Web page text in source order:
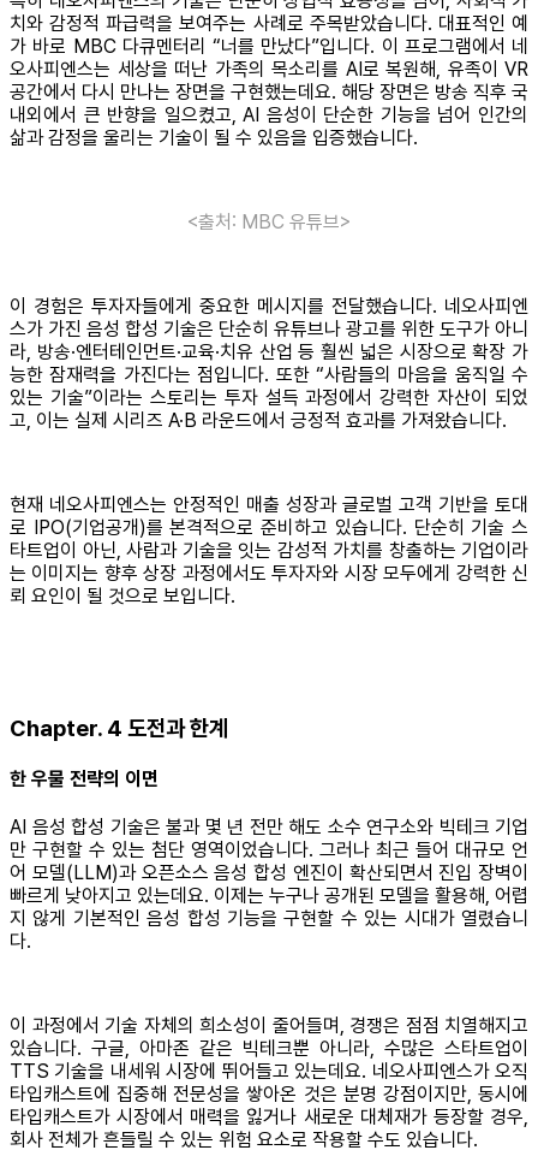
치와 감정적 파급력을 보여주는 사례로 주목받았습니다. 대표적인 예
가 바로 MBC 다큐멘터리 “너를 만났다”입니다. 이 프로그램에서 네
오사피엔스는 세상을 떠난 가족의 목소리를 AI로 복원해, 유족이 VR
공간에서 다시 만나는 장면을 구현했는데요. 해당 장면은 방송 직후 국
내외에서 큰 반향을 일으켰고, AI 음성이 단순한 기능을 넘어 인간의
삶과 감정을 울리는 기술이 될 수 있음을 입증했습니다.
<출처: MBC 유튜브>
이 경험은 투자자들에게 중요한 메시지를 전달했습니다. 네오사피엔
스가 가진 음성 합성 기술은 단순히 유튜브나 광고를 위한 도구가 아니
라, 방송·엔터테인먼트·교육·치유 산업 등 훨씬 넓은 시장으로 확장 가
능한 잠재력을 가진다는 점입니다. 또한 “사람들의 마음을 움직일 수
있는 기술”이라는 스토리는 투자 설득 과정에서 강력한 자산이 되었
고, 이는 실제 시리즈 A·B 라운드에서 긍정적 효과를 가져왔습니다.
현재 네오사피엔스는 안정적인 매출 성장과 글로벌 고객 기반을 토대
로 IPO(기업공개)를 본격적으로 준비하고 있습니다. 단순히 기술 스
타트업이 아닌, 사람과 기술을 잇는 감성적 가치를 창출하는 기업이라
는 이미지는 향후 상장 과정에서도 투자자와 시장 모두에게 강력한 신
뢰 요인이 될 것으로 보입니다.
Chapter. 4 도전과 한계
한 우물 전략의 이면
AI 음성 합성 기술은 불과 몇 년 전만 해도 소수 연구소와 빅테크 기업
만 구현할 수 있는 첨단 영역이었습니다. 그러나 최근 들어 대규모 언
어 모델(LLM)과 오픈소스 음성 합성 엔진이 확산되면서 진입 장벽이
빠르게 낮아지고 있는데요. 이제는 누구나 공개된 모델을 활용해, 어렵
지 않게 기본적인 음성 합성 기능을 구현할 수 있는 시대가 열렸습니
다.
이 과정에서 기술 자체의 희소성이 줄어들며, 경쟁은 점점 치열해지고
있습니다. 구글, 아마존 같은 빅테크뿐 아니라, 수많은 스타트업이
TTS 기술을 내세워 시장에 뛰어들고 있는데요. 네오사피엔스가 오직
타입캐스트에 집중해 전문성을 쌓아온 것은 분명 강점이지만, 동시에
타입캐스트가 시장에서 매력을 잃거나 새로운 대체재가 등장할 경우,
회사 전체가 흔들릴 수 있는 위험 요소로 작용할 수도 있습니다.